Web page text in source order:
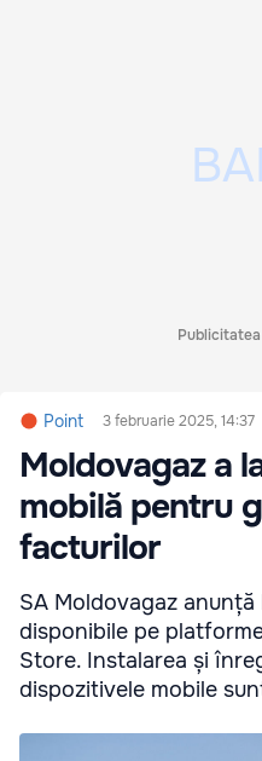
Point 3 februarie 2025, 14:37
Moldovagaz a
mobilă pentru
facturilor
SA Moldovagaz
disponibile pe
Store. Instalarea și
dispozitivele mobile